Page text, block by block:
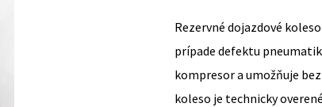
Rezervné dojazdové
prípade defektu
kompresor a umožňuje
koleso je technicky